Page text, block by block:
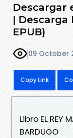
Descargar
| Descarga
EPUB)
09 October
Copy Link
Libro EL REY
BARDUGO